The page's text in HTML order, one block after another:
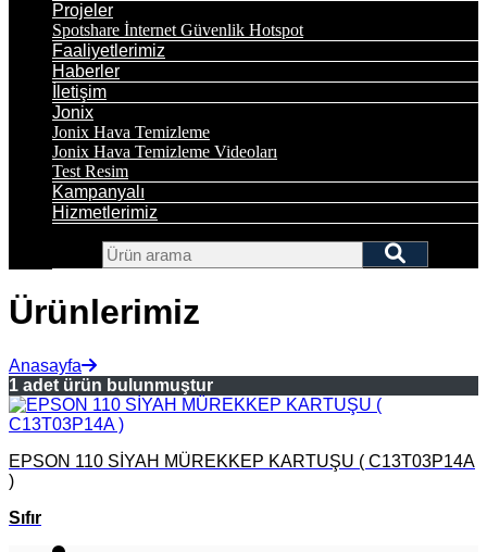
Projeler
Spotshare İnternet Güvenlik Hotspot
Faaliyetlerimiz
Haberler
İletişim
Jonix
Jonix Hava Temizleme
Jonix Hava Temizleme Videoları
Test Resim
Kampanyalı
Hizmetlerimiz
Ürünlerimiz
Anasayfa
1 adet ürün bulunmuştur
EPSON 110 SİYAH MÜREKKEP KARTUŞU ( C13T03P14A
)
Sıfır